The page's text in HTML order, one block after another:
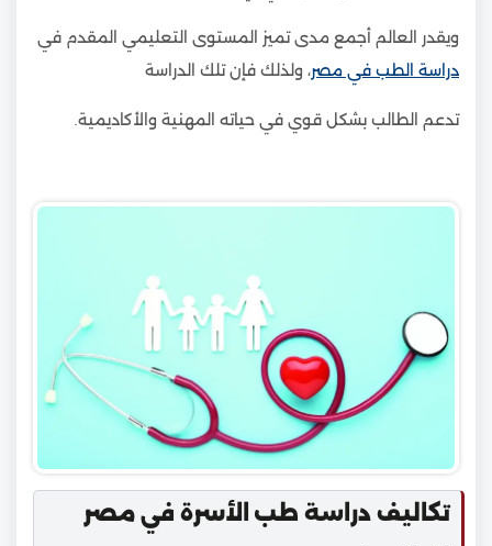
ويقدر العالم أجمع مدى تميز المستوى التعليمي المقدم في
دراسة الطب في مصر، ولذلك فإن تلك الدراسة
تدعم الطالب بشكل قوي في حياته المهنية والأكاديمية.
تكاليف دراسة طب الأسرة في مصر